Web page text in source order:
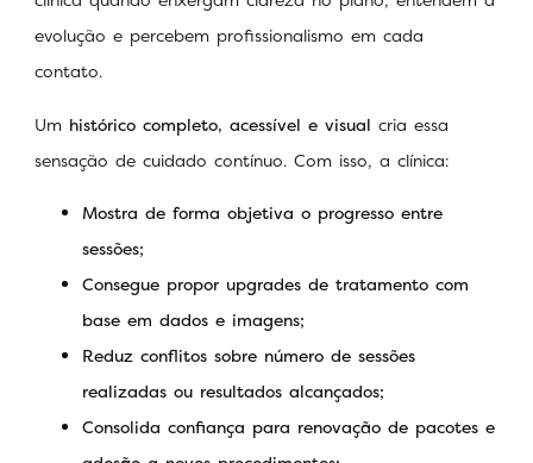
evolução e percebem profissionalismo em cada
contato.
Um histórico completo, acessível e visual cria essa
sensação de cuidado contínuo. Com isso, a clínica:
Mostra de forma objetiva o progresso entre
sessões;
Consegue propor upgrades de tratamento com
base em dados e imagens;
Reduz conflitos sobre número de sessões
realizadas ou resultados alcançados;
Consolida confiança para renovação de pacotes e